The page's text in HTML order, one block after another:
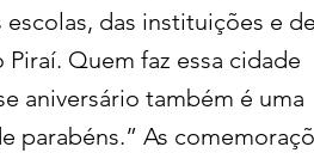
das instituições e de
Quem faz essa cidade
aniversário também é uma
parabéns.” As